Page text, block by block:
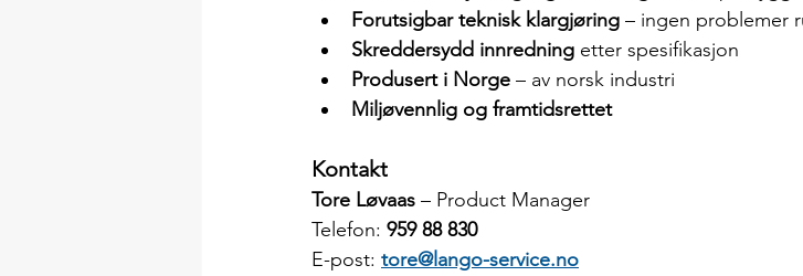
Forutsigbar teknisk klargjøring – ingen problemer
Skreddersydd innredning etter spesifikasjon
Produsert i Norge – av norsk industri
Miljøvennlig og framtidsrettet
Kontakt
Tore Løvaas – Product Manager
Telefon: 959 88 830
E-post: tore@lango-service.no